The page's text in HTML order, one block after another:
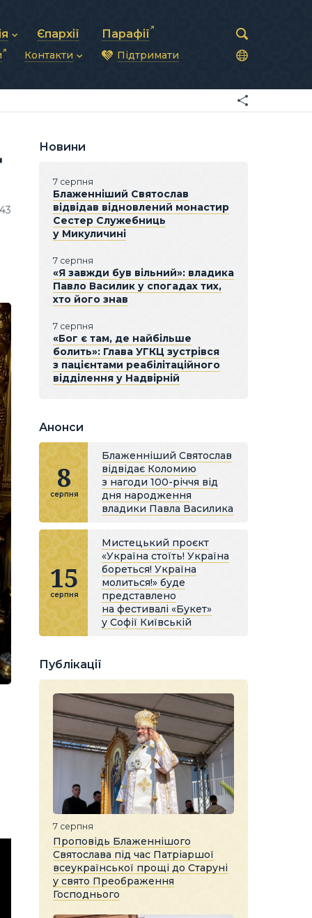
рада
та комунікації
Єпархії Парафії
Контакти
Синоди Єпископів
Патріарша курія
Підтримати
Новини
7 серпня
Блаженніший Святослав
відвідав відновлений монастир
Сестер Служебниць
у Микуличині
7 серпня
«Я завжди був вільний»: владика
Павло Василик у спогадах тих,
хто його знав
7 серпня
«Бог є там, де найбільше
болить»: Глава УГКЦ зустрівся
з пацієнтами реабілітаційного
відділення у Надвірній
Анонси
8
серпня
Блаженніший Святослав
відвідає Коломию
з нагоди 100-річчя від
дня народження
владики Павла Василика
15
серпня
Мистецький проєкт
«Україна стоїть! Україна
бореться! Україна
молиться!» буде
представлено
на фестивалі «Букет»
у Софії Київській
Публікації
7 серпня
Проповідь Блаженнішого
Святослава під час Патріаршої
всеукраїнської прощі до Старуні
у свято Преображення
Господнього